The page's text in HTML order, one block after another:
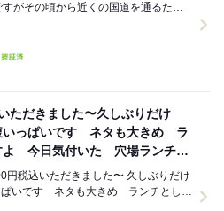
がその頃から近くの国道を通るたび
ただきました〜久しぶりだけ
っぱいです ネタも大きめ ラ
よ 今日気付いた 穴場ランチ
ただきました〜 久しぶりだけ
いです ネタも大きめ ランチとして